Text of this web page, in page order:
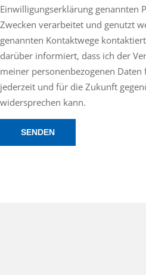
Einwilligungserklärung genannten
Zwecken verarbeitet und genutzt
genannten Kontaktwege
darüber informiert, dass ich der
meiner personenbezogenen
jederzeit und für die Zukunft
widersprechen kann.